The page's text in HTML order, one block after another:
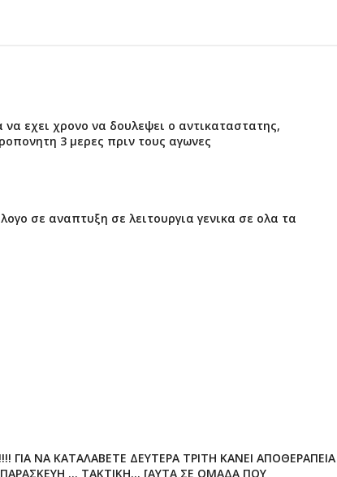
εχει χρονο να δουλεψει ο αντικαταστατης,
3 μερες πριν τους αγωνες
σε αναπτυξη σε λειτουργια γενικα σε ολα τα
ΓΙΑ ΝΑ ΚΑΤΑΛΑΒΕΤΕ ΔΕΥΤΕΡΑ ΤΡΙΤΗ ΚΑΝΕΙ ΑΠΟΘΕΡΑΠΕΙΑ
... ΤΑΚΤΙΚΗ... [ΑΥΤΑ ΣΕ ΟΜΑΔΑ ΠΟΥ